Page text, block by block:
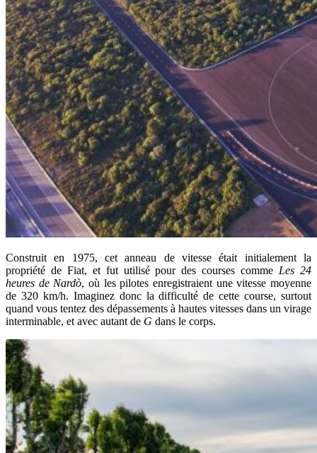
Construit en 1975, cet anneau de vitesse était initialement la
propriété de Fiat, et fut utilisé pour des courses comme Les 24
heures de Nardò, où les pilotes enregistraient une vitesse moyenne
de 320 km/h. Imaginez donc la difficulté de cette course, surtout
quand vous tentez des dépassements à hautes vitesses dans un virage
interminable, et avec autant de G dans le corps.